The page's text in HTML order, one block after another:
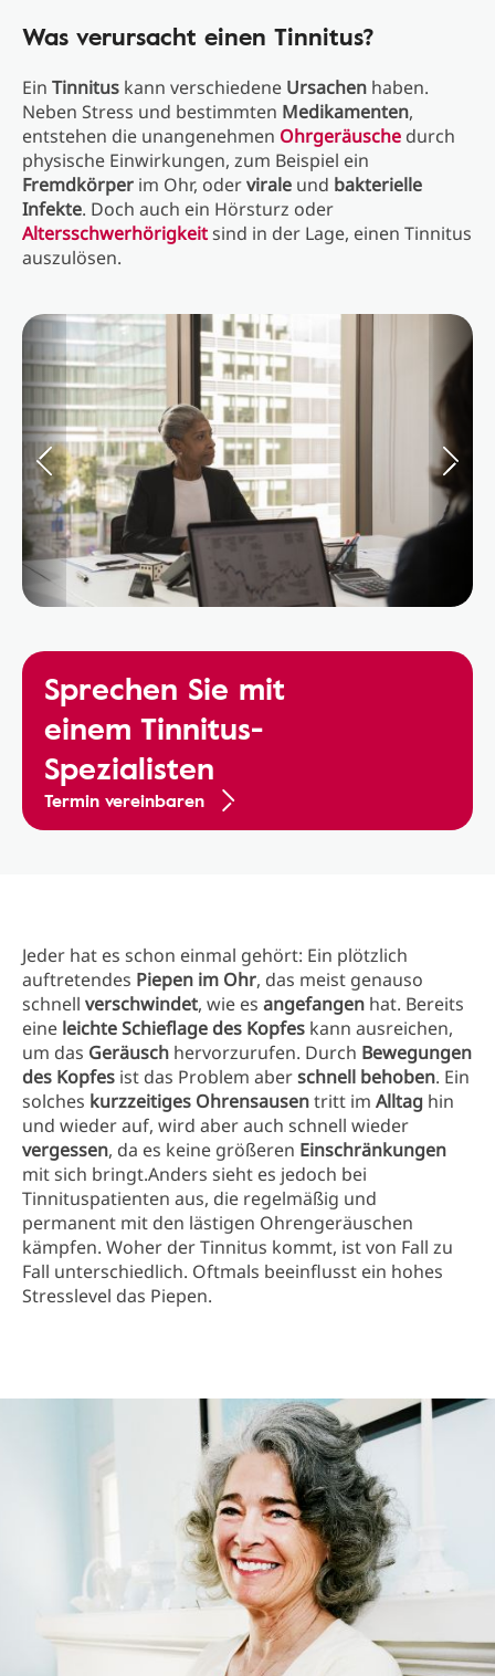
Was verursacht einen Tinnitus?
Ein Tinnitus kann verschiedene Ursachen haben.
Neben Stress und bestimmten Medikamenten,
entstehen die unangenehmen Ohrgeräusche durch
physische Einwirkungen, zum Beispiel ein
Fremdkörper im Ohr, odervirale und bakterielle
Infekte. Doch auch ein Hörsturz oder
Altersschwerhörigkeitsind in der Lage, einen Tinnitus
auszulösen.
Sprechen Sie mit
einem Tinnitus-
Spezialisten
Termin vereinbaren
Jeder hat es schon einmal gehört: Ein plötzlich
auftretendes Piepen im Ohr, das meist genauso
schnell verschwindet, wie es angefangen hat. Bereits
eine leichte Schieflage des Kopfes kann ausreichen,
um das Geräusch hervorzurufen. Durch Bewegungen
des Kopfes ist das Problem aberschnell behoben. Ein
solches kurzzeitiges Ohrensausentritt im Alltag hin
und wieder auf, wird aber auch schnell wieder
vergessen, da es keine größeren Einschränkungen
mit sich bringt.Anders sieht es jedoch bei
Tinnituspatienten aus, die regelmäßig und
permanent mit den lästigen Ohrengeräuschen
kämpfen. Woher der Tinnitus kommt, ist von Fall zu
Fall unterschiedlich. Oftmals beeinflusst ein hohes
Stresslevel das Piepen.